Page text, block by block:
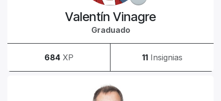
Valentín Vinagre
Graduado
684 XP 11 Insignias